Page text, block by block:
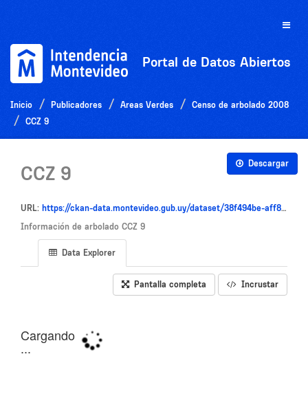
Toggle
Portal de Datos Abiertos
Inicio Publicadores Areas Verdes
Censo de arbolado 2008
CCZ 9
Descargar
CCZ 9
URL: https://ckan-data.montevideo.gub.uy/dataset/38f494be-aff8-4a1d-aeea-5dd577439be0/resource/3bf322a2-01a8-4115-a8aa-3c826568e20a/download/archivo_comunal9.csv
Información de arbolado CCZ 9
Data Explorer
Pantalla completa Incrustar